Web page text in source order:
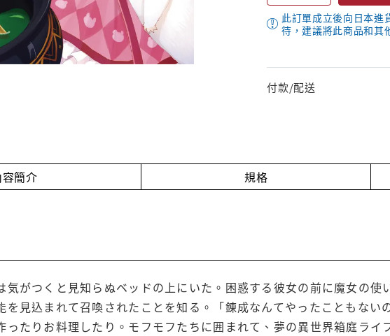
此訂單成立後向日本進
待，建議將此商品和其
付款/配送
容簡介 規格
気がつくと見知らぬベッドの上にいた。困惑する彼女の前に魔女の
を見込まれて召喚されたことを知る。「錬成なんてやったこともな
ったりお料理したり。モフモフたちに囲まれて、夢の異世界箱庭ラ